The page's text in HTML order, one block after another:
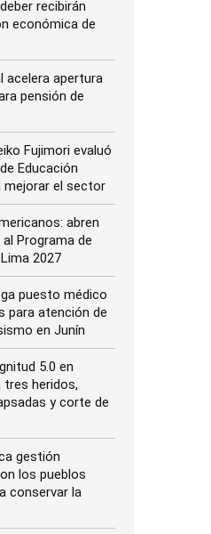
recibirán
económica de
acelera apertura
pensión de
Fujimori evaluó
Educación
mejorar el sector
abren
Programa de
2027
puesto médico
para atención de
en Junín
5.0 en
tres heridos,
y corte de
gestión
los pueblos
conservar la